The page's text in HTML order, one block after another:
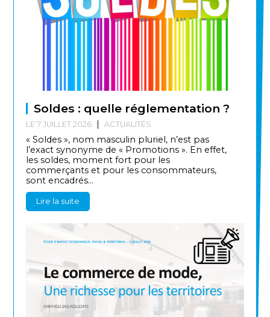
Soldes : quelle réglementation ?
LE 7 JUILLET 2026 ACTUALITÉS
« Soldes », nom masculin pluriel, n’est pas
l’exact synonyme de « Promotions ». En effet,
les soldes, moment fort pour les
commerçants et pour les consommateurs,
sont encadrés...
Lire la suite